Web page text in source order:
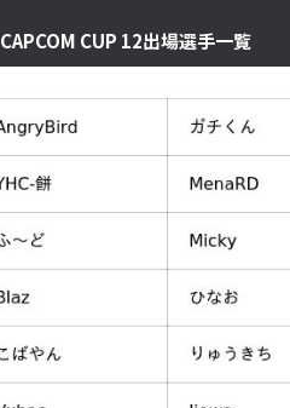
CAPCOM CUP 12出場選手一覧